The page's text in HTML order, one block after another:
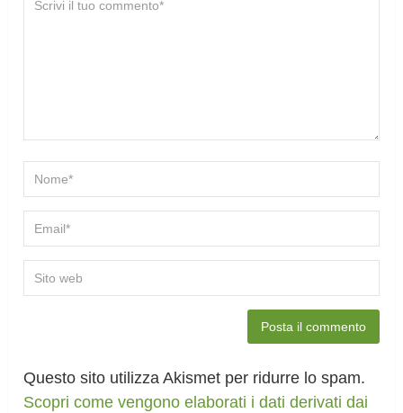
Questo sito utilizza Akismet per ridurre lo spam.
Scopri come vengono elaborati i dati derivati dai